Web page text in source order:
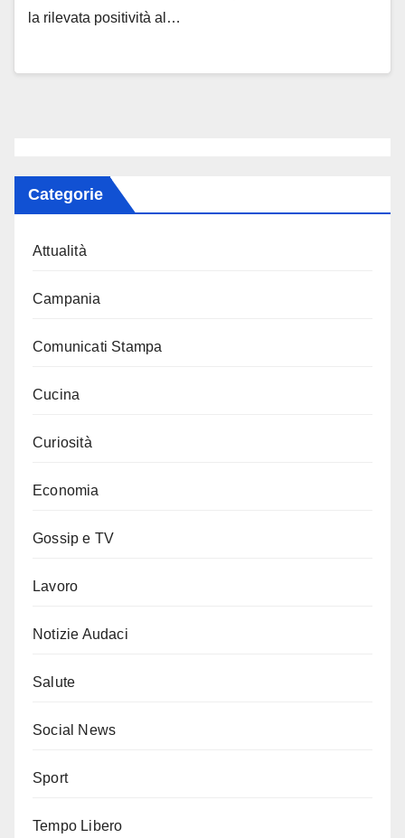
la rilevata positività al…
Categorie
Attualità
Campania
Comunicati Stampa
Cucina
Curiosità
Economia
Gossip e TV
Lavoro
Notizie Audaci
Salute
Social News
Sport
Tempo Libero